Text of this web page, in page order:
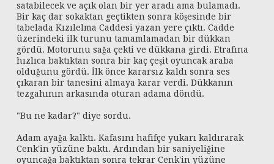
satabilecek ve açık olan bir yer aradı ama bulamadı.
Bir kaç dar sokaktan geçtikten sonra köşesinde bir
tabelada Kızılelma Caddesi yazan yere çıktı. Cadde
üzerindeki ilk turunu tamamlamadan bir dükkan
gördü. Motorunu sağa çekti ve dükkana girdi. Etrafına
hızlıca baktıktan sonra bir kaç çeşit oyuncak araba
olduğunu gördü. İlk önce kararsız kaldı sonra ses
çıkaran bir tanesini almaya karar verdi. Dükkanın
tezgahının arkasında oturan adama döndü.
"Bu ne kadar?" diye sordu.
Adam ayağa kalktı. Kafasını hafifçe yukarı kaldırarak
Cenk'in yüzüne baktı. Ardından bir saniyeliğine
oyuncağa baktıktan sonra tekrar Cenk'in yüzüne